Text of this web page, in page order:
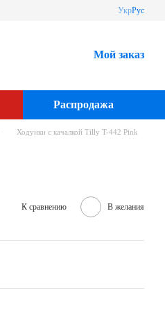
УкрРус
Мой заказ
Распродажа
Ходунки c качалкой Tilly T-442 Pink
К сравнению В желания